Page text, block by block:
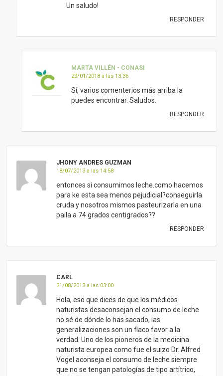
paila a 74 grados centigrados??
CARL
naturistas desaconsejan el consumo de leche
generalizaciones son un flaco favor a la
verdad. Uno de los pioneros de la medicina
naturista europea como fue el suizo Dr. Alfred
Vogel aconseja el consumo de leche siempre
que no se tengan patologías de tipo artítrico,
cereales. Está claro que habla de leche
se tiene la seguridad de esto entonces es
mejor hervirla para evitar problemas. Aconseja
más aún el queso fresco y el yogur, en general
los lácteos fermentados, todo siempre con
moderación, pero en ningún caso invita a
evitarla, sino más bien todo lo contrario.
Está claro que hay que diferenciar entre la
leche industrial que recibe un tratamiento muy
severo que desnaturaliza el producto, y otra
cosa son las leches frescas ecológicas que, o